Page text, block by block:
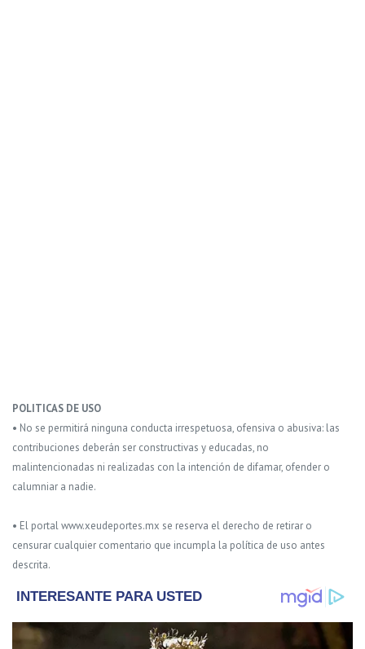
POLITICAS DE USO
• No se permitirá ninguna conducta irrespetuosa, ofensiva o abusiva: las
contribuciones deberán ser constructivas y educadas, no
malintencionadas ni realizadas con la intención de difamar, ofender o
calumniar a nadie.
• El portal www.xeudeportes.mx se reserva el derecho de retirar o
censurar cualquier comentario que incumpla la política de uso antes
descrita.